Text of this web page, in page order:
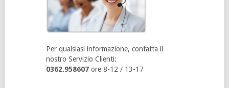
Per qualsiasi informazione, contatta il
nostro Servizio Clienti:
0362.958607ore 8-12 / 13-17